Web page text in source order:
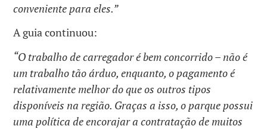
conveniente para eles.”
A guia continuou:
“O trabalho de carregador é bem concorrido – não é
um trabalho tão árduo, enquanto, o pagamento é
relativamente melhor do que os outros tipos
disponíveis na região. Graças a isso, o parque possui
uma política de encorajar a contratação de muitos